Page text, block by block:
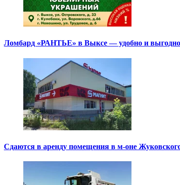
Ломбард «РАНТЬЕ» в Выксе — удобно и выгодно
Сдаются в аренду помещения в м-оне